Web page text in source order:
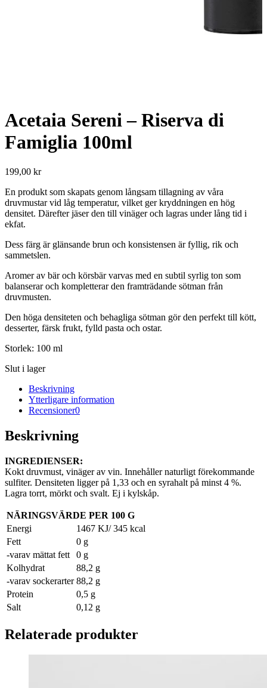
Acetaia Sereni – Riserva di
Famiglia 100ml
199,00 kr
En produkt som skapats genom långsam tillagning av våra
druvmustar vid låg temperatur, vilket ger kryddningen en hög
densitet. Därefter jäser den till vinäger och lagras under lång tid i
ekfat.
Dess färg är glänsande brun och konsistensen är fyllig, rik och
sammetslen.
Aromer av bär och körsbär varvas med en subtil syrlig ton som
balanserar och kompletterar den framträdande sötman från
druvmusten.
Den höga densiteten och behagliga sötman gör den perfekt till kött,
desserter, färsk frukt, fylld pasta och ostar.
Storlek: 100 ml
Slut i lager
Beskrivning
Ytterligare information
Recensioner0
Beskrivning
INGREDIENSER:
Kokt druvmust, vinäger av vin. Innehåller naturligt förekommande
sulfiter. Densiteten ligger på 1,33 och en syrahalt på minst 4 %.
Lagra torrt, mörkt och svalt. Ej i kylskåp.
NÄRINGSVÄRDE PER 100 G
Energi
1467 KJ/ 345 kcal
Fett
0 g
-varav mättat fett
0 g
Kolhydrat
88,2 g
-varav sockerarter 88,2 g
Protein
0,5 g
Salt
0,12 g
Relaterade produkter